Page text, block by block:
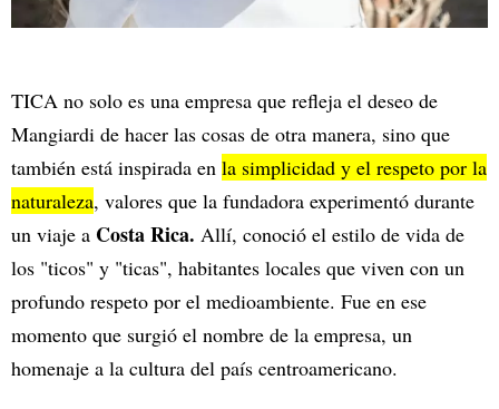
TICA no solo es una empresa que refleja el deseo de
Mangiardi de hacer las cosas de otra manera, sino que
también está inspirada en la simplicidad y el respeto por la
naturaleza, valores que la fundadora experimentó durante
un viaje a Costa Rica. Allí, conoció el estilo de vida de
los "ticos" y "ticas", habitantes locales que viven con un
profundo respeto por el medioambiente. Fue en ese
momento que surgió el nombre de la empresa, un
homenaje a la cultura del país centroamericano.